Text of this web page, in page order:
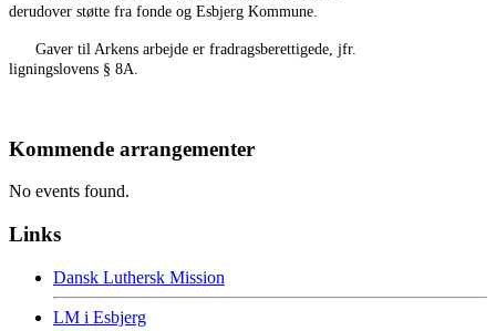
derudover støtte fra fonde og Esbjerg Kommune.
Gaver til Arkens arbejde er fradragsberettigede, jfr.
ligningslovens § 8A.
Kommende arrangementer
No events found.
Links
Dansk Luthersk Mission
LM i Esbjerg